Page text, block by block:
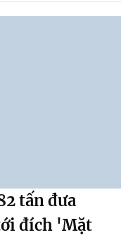
tấn đưa
đích 'Mặt